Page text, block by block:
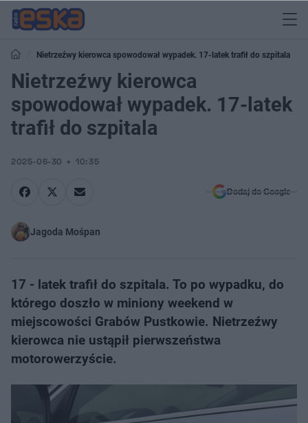
Nietrzeźwy kierowca spowodował wypadek. 17-latek trafił do szpitala
Nietrzeźwy kierowca
spowodował wypadek. 17-latek
trafił do szpitala
2025-06-30 10:35
Dodaj do Google
Jagoda Mośpan
17 - latek trafił do szpitala. To po wypadku, do
którego doszło w miniony weekend w
miejscowości Grabów Pustkowie. Nietrzeźwy
kierowca nie ustąpił pierwszeństwa
motorowerzyście.